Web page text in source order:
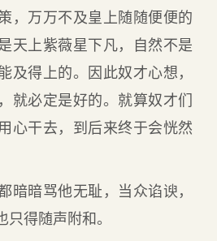
，万万不及皇上随随便便的
天上紫薇星下凡，自然不是
及得上的。因此奴才心想，
就必定是好的。就算奴才们
心干去，到后来终于会恍然
暗暗骂他无耻，当众谄谀，
得随声附和。